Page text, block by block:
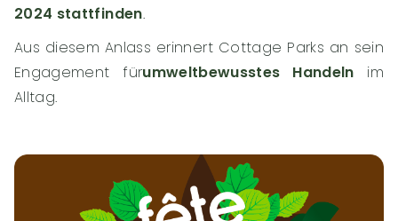
2024 stattfinden.
Aus diesem Anlass erinnert Cottage Parks an sein
Engagement fürumweltbewusstes Handeln im
Alltag.